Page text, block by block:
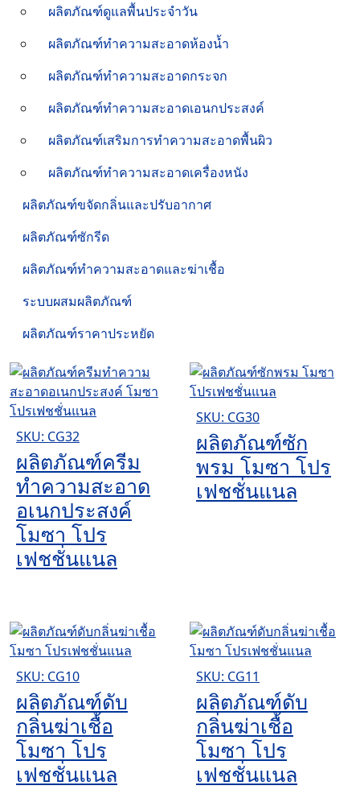
ผลิตภัณฑ์ดูแลพื้นประจำวัน
ผลิตภัณฑ์ทำความสะอาดห้องน้ำ
ผลิตภัณฑ์ทำความสะอาดกระจก
ผลิตภัณฑ์ทำความสะอาดเอนกประสงค์
ผลิตภัณฑ์เสริมการทำความสะอาดพื้นผิว
ผลิตภัณฑ์ทำความสะอาดเครื่องหนัง
ผลิตภัณฑ์ขจัดกลิ่นและปรับอากาศ
ผลิตภัณฑ์ซักรีด
ผลิตภัณฑ์ทำความสะอาดและฆ่าเชื้อ
ระบบผสมผลิตภัณฑ์
ผลิตภัณฑ์ราคาประหยัด
SKU: CG32
ผลิตภัณฑ์ครีม
ทำความสะอาด
อเนกประสงค์
โมซา โปร
เฟชชั่นแนล
SKU: CG30
ผลิตภัณฑ์ซัก
พรม โมซา โปร
เฟชชั่นแนล
SKU: CG10
ผลิตภัณฑ์ดับ
กลิ่นฆ่าเชื้อ
โมซา โปร
เฟชชั่นแนล
SKU: CG11
ผลิตภัณฑ์ดับ
กลิ่นฆ่าเชื้อ
โมซา โปร
เฟชชั่นแนล